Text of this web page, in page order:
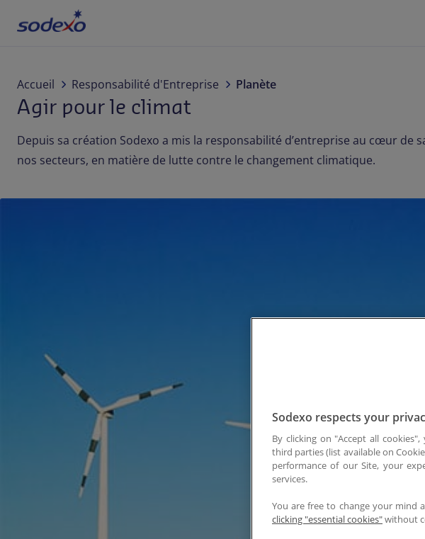
À propos de nous
Services & Marques
Secteurs
Responsabilité d'Entreprise
Accueil Responsabilité d'Entreprise Planète
Agir pour le climat
Depuis sa création Sodexo a mis la responsabilité d’entreprise au cœur
nos secteurs, en matière de lutte contre le changement climatique.
Sodexo respects your
By clicking on "Accept all
third parties (list available on
performance of our Site, your
services.
You are free to change your mind
clicking "essential cookies"without